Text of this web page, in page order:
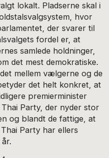
lokalt. Pladserne skal i
hvor
der svarer til
fordel er, at
samlede holdninger,
det mest demokratiske.
mellem vælgerne og de
det helt konkret, at
premierminister
Party, der nyder stor
og blandt de fattige, at
Party har ellers